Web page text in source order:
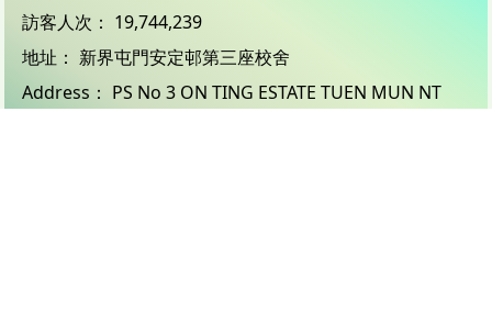
訪客人次： 19,744,239
地址： 新界屯門安定邨第三座校舍
Address： PS No 3 ON TING ESTATE TUEN MUN NT